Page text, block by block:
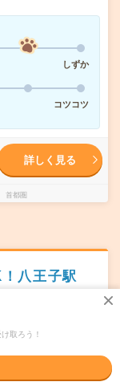
しずか
コツコツ
詳しく見る
首都圏
八王子駅
ら徒歩9分
フト制 ※平日1日＋
取ろう！